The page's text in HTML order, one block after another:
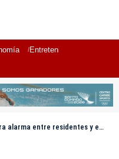
Entretenimiento
entre residentes y empresarios